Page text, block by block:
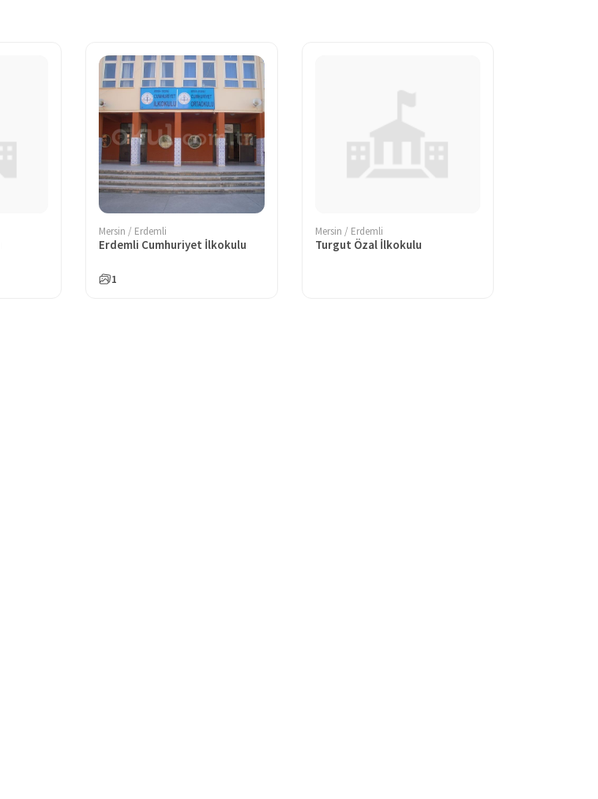
Mersin / Erdemli
Erdemli Cumhuriyet İlkokulu
1
Mersin / Erdemli
Turgut Özal İlkokulu